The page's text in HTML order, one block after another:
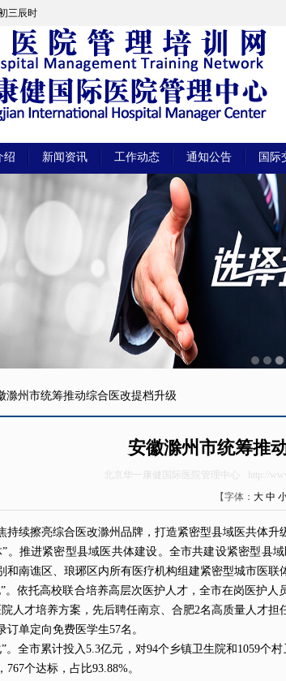
三辰时
绍 新闻资讯 工作动态 通知公告 国际
滁州市统筹推动综合医改提档升级
安徽滁州市统筹推
北京华一康健国际医院管理中心 http://
【字体： 大 中
持续擦亮综合医改滁州品牌，打造紧密型县域医共体
。推进紧密型县域医共体建设。全市共建设紧密型县
和南谯区、琅琊区内所有 医疗机构组建紧密型城市医联
。依托高校联合培养高层次医护人才，全市在岗医护
人才培养方案，先后聘任南京、合肥2名高质量人才
订单定向免费医学生57名。
。全市累计投入5.3亿元，对94个乡镇卫生 院和1059个
个达标，占比93.88%。